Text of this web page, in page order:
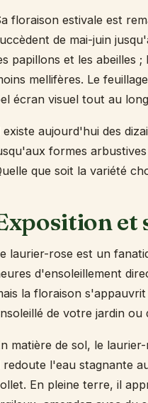
floraison estivale est
de mai-juin
papillons et les abeilles
mellifères. Le
écran visuel tout au
existe aujourd'hui des
formes
que soit la variété
et
laurier-rose est un
d'ensoleillement
la floraison
de votre jardin ou
matière de sol, le
redoute l'eau stagnante
En pleine terre, il